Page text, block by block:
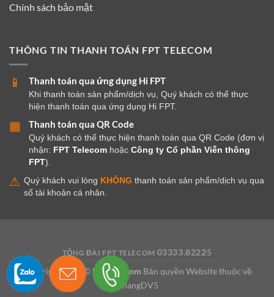
Chính sách bảo mật
THÔNG TIN THANH TOÁN FPT TELECOM
📱 Thanh toán qua ứng dụng Hi FPT
Khi thanh toán sản phẩm/dịch vụ, Quý khách có thể thực
hiện thanh toán qua ứng dụng Hi FPT.
▦ Thanh toán qua QR Code
Quý khách có thể thực hiện thanh toán qua QR Code (đơn vị
nhận: FPT Telecom hoặc Công ty Cổ phần Viễn thông
FPT).
⚠ Quý khách vui lòng KHÔNG thanh toán sản phẩm/dịch vụ qua
số tài khoản cá nhân.
TỔNG ĐÀI FPT TELECOM 03333.82225
Copyright 2026 © FPT Telecom Bản quyền Website thuộc về
KhangDV5